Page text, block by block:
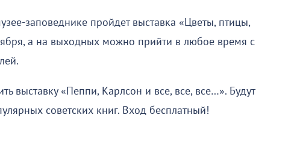
заповеднике пройдет выставка «Цветы, птицы,
а на выходных можно прийти в любое время с
выставку «Пеппи, Карлсон и все, все, все…». Будут
советских книг. Вход бесплатный!